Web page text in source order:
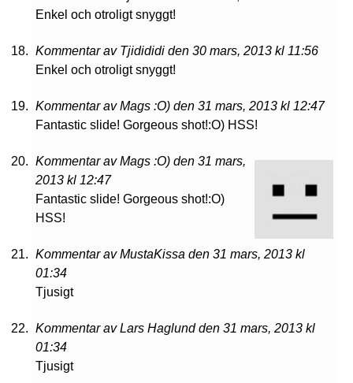
Enkel och otroligt snyggt!
Kommentar av Tjidididi den 30 mars, 2013 kl 11:56
Enkel och otroligt snyggt!
Kommentar av Mags :O) den 31 mars, 2013 kl 12:47
Fantastic slide! Gorgeous shot!:O) HSS!
Kommentar av Mags :O) den 31 mars,
2013 kl 12:47
Fantastic slide! Gorgeous shot!:O)
HSS!
Kommentar av MustaKissa den 31 mars, 2013 kl
01:34
Tjusigt
Kommentar av Lars Haglund den 31 mars, 2013 kl
01:34
Tjusigt